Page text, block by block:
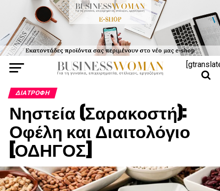
ΔΙΑΤΡΟΦΉ
Νηστεία (Σαρακοστή):
Οφέλη και Διαιτολόγιο
[ΟΔΗΓΟΣ]